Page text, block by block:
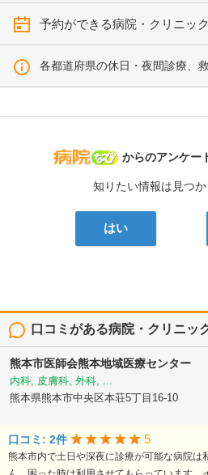
予約ができる病院・クリニッ
各都道府県の休日・夜間診療、
病院なび
からのアンケー
知りたい情報は見つ
はい
口コミがある病院・クリニッ
熊本市医師会熊本地域医療センター
内科, 皮膚科, 外科, ...
熊本県熊本市中央区本荘5丁目16-10
口コミ: 2件 5
熊本市内で土日や深夜に診療が可能な病院は